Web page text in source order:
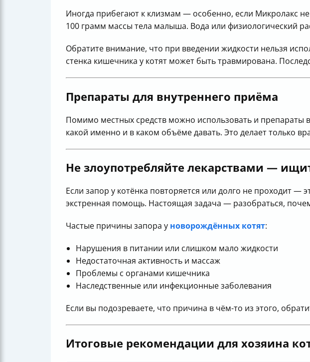
Иногда прибегают к клизмам — особенно, если Микролакс
100 грамм массы тела малыша. Вода или физиологический
Обратите внимание, что при введении жидкости нельзя
стенка кишечника у котят может быть травмирована.
Препараты для внутреннего приёма
Помимо местных средств можно использовать и препараты
какой именно и в каком объёме давать. Это делает только
Не злоупотребляйте лекарствами —
Если запор у котёнка повторяется или долго не проходит —
экстренная помощь. Настоящая задача — разобраться,
Частые причины запора у новорождённых котят:
Нарушения в питании или слишком мало жидкости
Недостаточная активность и массаж
Проблемы с органами кишечника
Наследственные или инфекционные заболевания
Если вы подозреваете, что причина в чём-то из этого,
Итоговые рекомендации для хозяина